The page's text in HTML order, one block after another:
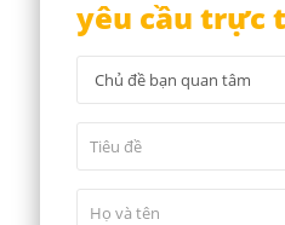
yêu cầu trực